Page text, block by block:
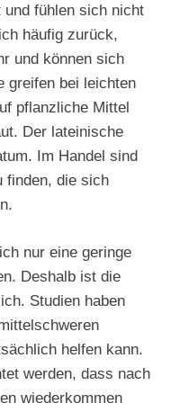
fühlen sich nicht
häufig zurück,
und können sich
greifen bei leichten
pflanzliche Mittel
Der lateinische
Im Handel sind
finden, die sich
nur eine geringe
Deshalb ist die
Studien haben
helfen kann.
werden, dass nach
wiederkommen